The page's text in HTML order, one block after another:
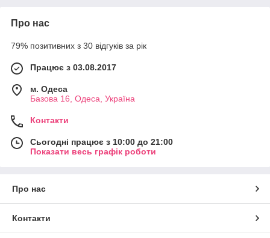
Про нас
79% позитивних з 30 відгуків за рік
Працює з 03.08.2017
м. Одеса
Базова 16, Одеса, Україна
Контакти
Сьогодні працює з 10:00 до 21:00
Показати весь графік роботи
Про нас
Контакти